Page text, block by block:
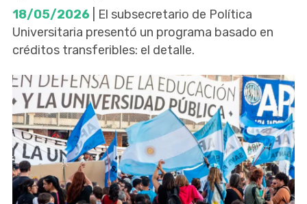
18/05/2026 | El subsecretario de Política
Universitaria presentó un programa basado en
créditos transferibles: el detalle.